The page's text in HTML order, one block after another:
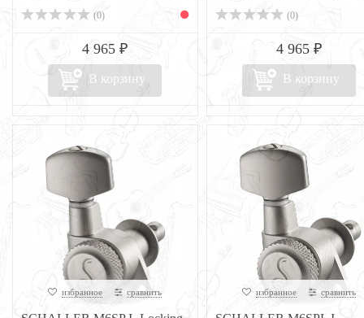
(0)
4 965 ₽
В корзину
(0)
4 965 ₽
В корзину
избранное сравнить избранное сравнить